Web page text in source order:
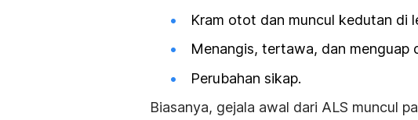
Kram otot dan muncul kedutan di
Menangis, tertawa, dan menguap
Perubahan sikap.
Biasanya, gejala awal dari ALS muncul